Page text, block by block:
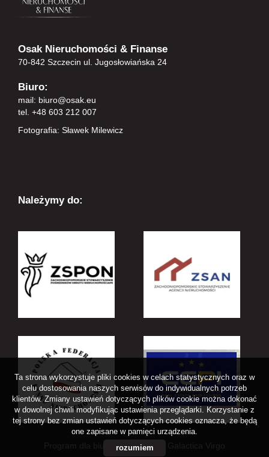
Osak Nieruchomości & Finanse
70-842 Szczecin ul. Jugosłowiańska 24
Biuro:
mail: biuro@osak.eu
tel. +48 603 212 007
Fotografia: Sławek Milewicz
Należymy do:
Program dla biur nieruchomości
Ta strona wykorzystuje pliki cookies w celach statystycznych oraz w
celu dostosowania naszych serwisów do indywidualnych potrzeb
klientów. Zmiany ustawień dotyczących plików cookie można dokonać
w dowolnej chwili modyfikując ustawienia przeglądarki. Korzystanie z
tej strony bez zmian ustawień dotyczących cookies oznacza, że będą
one zapisane w pamięci urządzenia.
rozumiem